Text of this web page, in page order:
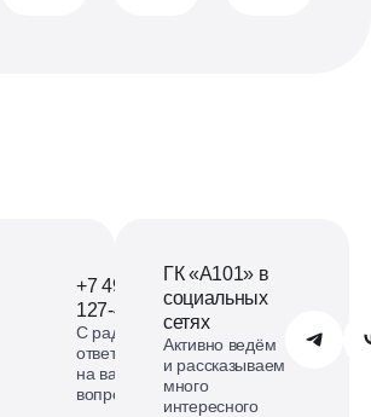
+7 495
127-40-98
С радостью
ответим
на ваши
вопросы
Обратиться в А101
ГК «А101» в
социальных
сетях
Активно ведём
и рассказываем
много
интересного